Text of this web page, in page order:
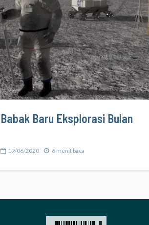
Babak Baru Eksplorasi Bulan
19/06/2020 6 menit baca